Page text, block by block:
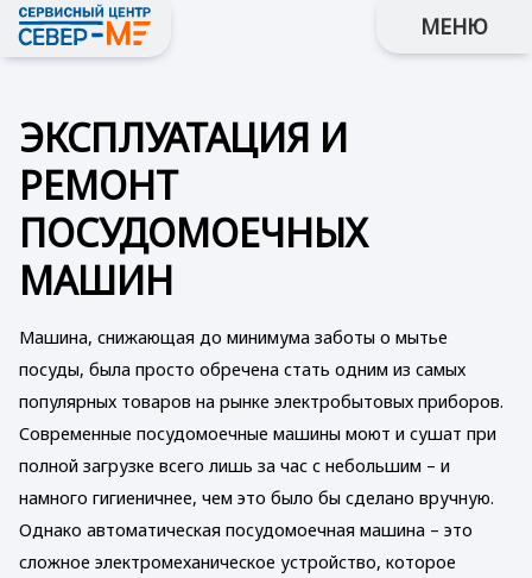
ЭКСПЛУАТАЦИЯ И
РЕМОНТ
ПОСУДОМОЕЧНЫХ
МАШИН
Машина, снижающая до минимума заботы о мытье
посуды, была просто обречена стать одним из самых
популярных товаров на рынке электробытовых приборов.
Современные посудомоечные машины моют и сушат при
полной загрузке всего лишь за час с небольшим – и
намного гигиеничнее, чем это было бы сделано вручную.
Однако автоматическая посудомоечная машина – это
сложное электромеханическое устройство, которое
МЕНЮ